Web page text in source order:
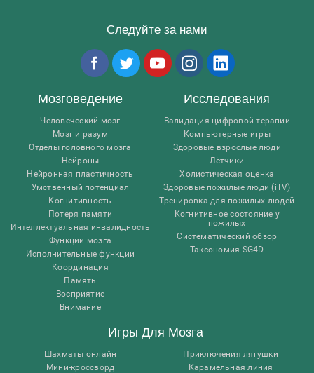
Следуйте за нами
Мозговедение
Человеческий мозг
Мозг и разум
Отделы головного мозга
Нейроны
Нейронная пластичность
Умственный потенциал
Когнитивность
Потеря памяти
Интеллектуальная инвалидность
Функции мозга
Исполнительные функции
Координация
Память
Восприятие
Внимание
Исследования
Валидация цифровой терапии
Компьютерные игры
Здоровые взрослые люди
Лётчики
Холистическая оценка
Здоровые пожилые люди (iTV)
Тренировка для пожилых людей
Когнитивное состояние у
пожилых
Систематический обзор
Таксономия SG4D
Игры Для Мозга
Шахматы онлайн
Мини-кроссворд
Приключения лягушки
Карамельная линия